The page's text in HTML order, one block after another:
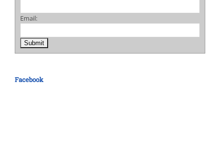
Email:
Facebook